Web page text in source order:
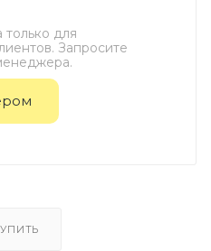
только для
Запросите